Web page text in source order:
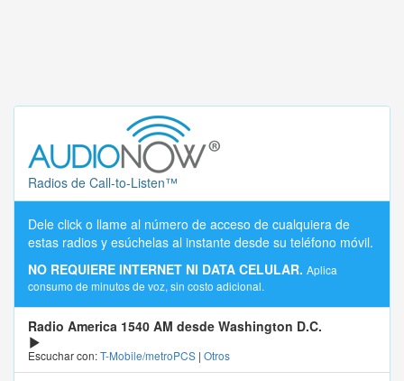
Radios de Call-to-Listen™
Dele click o llame al número de acceso de cualquiera de
estas radios y esúchelas al instante desde su teléfono móvil.
NO REQUIERE INTERNET NI DATA CELULAR. Aplica
consumo de minutos de voz, sin costo adicional.
Radio America 1540 AM desde Washington D.C.
Escuchar con:T-Mobile/metroPCS | Otros